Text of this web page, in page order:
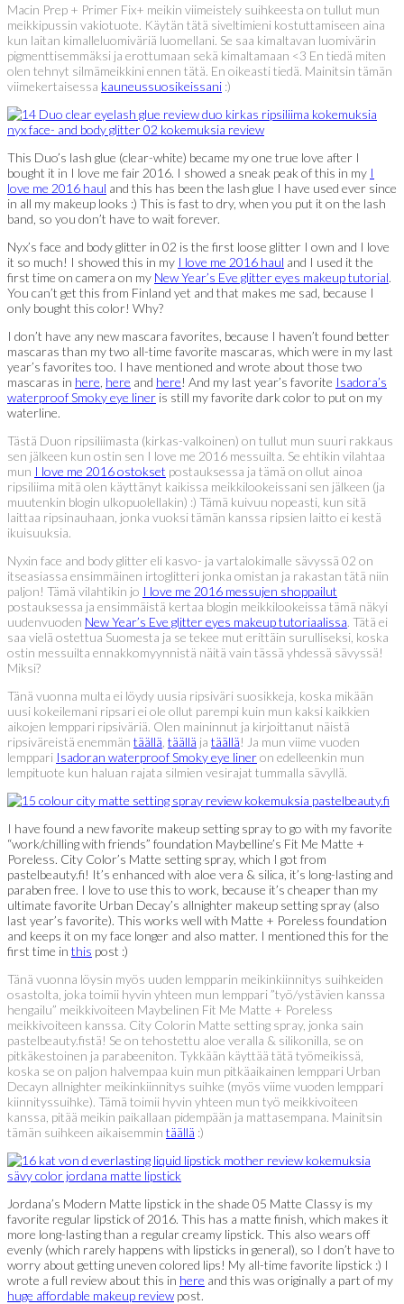
Macin Prep + Primer Fix+ meikin viimeistely suihkeesta on tullut mun
meikkipussin vakiotuote. Käytän tätä siveltimieni kostuttamiseen aina
kun laitan kimalleluomiväriä luomellani. Se saa kimaltavan luomivärin
pigmenttisemmäksi ja erottumaan sekä kimaltamaan <3 En tiedä miten
olen tehnyt silmämeikkini ennen tätä. En oikeasti tiedä. Mainitsin tämän
viimekertaisessa kauneussuosikeissani :)
This Duo’s lash glue (clear-white) became my one true love after I
bought it in I love me fair 2016. I showed a sneak peak of this in my I
love me 2016 haul and this has been the lash glue I have used ever since
in all my makeup looks :) This is fast to dry, when you put it on the lash
band, so you don’t have to wait forever.
Nyx’s face and body glitter in 02 is the first loose glitter I own and I love
it so much! I showed this in my I love me 2016 haul and I used it the
first time on camera on my New Year’s Eve glitter eyes makeup tutorial.
You can’t get this from Finland yet and that makes me sad, because I
only bought this color! Why?
I don’t have any new mascara favorites, because I haven’t found better
mascaras than my two all-time favorite mascaras, which were in my last
year’s favorites too. I have mentioned and wrote about those two
mascaras in here here and here! And my last year’s favorite Isadora’s
waterproof Smoky eye liner is still my favorite dark color to put on my
waterline.
Tästä Duon ripsiliimasta (kirkas-valkoinen) on tullut mun suuri rakkaus
sen jälkeen kun ostin sen I love me 2016 messuilta. Se ehtikin vilahtaa
mun I love me 2016 ostokset postauksessa ja tämä on ollut ainoa
ripsiliima mitä olen käyttänyt kaikissa meikkilookeissani sen jälkeen (ja
muutenkin blogin ulkopuolellakin) :) Tämä kuivuu nopeasti, kun sitä
laittaa ripsinauhaan, jonka vuoksi tämän kanssa ripsien laitto ei kestä
ikuisuuksia.
Nyxin face and body glitter eli kasvo- ja vartalokimalle sävyssä 02 on
itseasiassa ensimmäinen irtoglitteri jonka omistan ja rakastan tätä niin
paljon! Tämä vilahtikin jo I love me 2016 messujen shoppailut
postauksessa ja ensimmäistä kertaa blogin meikkilookeissa tämä näkyi
uudenvuoden New Year’s Eve glitter eyes makeup tutoriaalissa. Tätä ei
saa vielä ostettua Suomesta ja se tekee mut erittäin surulliseksi, koska
ostin messuilta ennakkomyynnistä näitä vain tässä yhdessä sävyssä!
Miksi?
Tänä vuonna multa ei löydy uusia ripsiväri suosikkeja, koska mikään
uusi kokeilemani ripsari ei ole ollut parempi kuin mun kaksi kaikkien
aikojen lemppari ripsiväriä. Olen maininnut ja kirjoittanut näistä
ripsiväreistä enemmän täällä täällä ja täällä! Ja mun viime vuoden
lemppari Isadoran waterproof Smoky eye lineron edelleenkin mun
lempituote kun haluan rajata silmien vesirajat tummalla sävyllä.
I have found a new favorite makeup setting spray to go with my favorite
“work/chilling with friends” foundation Maybelline’s Fit Me Matte +
Poreless. City Color’s Matte setting spray, which I got from
pastelbeauty.fi! It’s enhanced with aloe vera & silica, it’s long-lasting and
paraben free. I love to use this to work, because it’s cheaper than my
ultimate favorite Urban Decay’s allnighter makeup setting spray (also
last year’s favorite). This works well with Matte + Poreless foundation
and keeps it on my face longer and also matter. I mentioned this for the
first time in this post :)
Tänä vuonna löysin myös uuden lempparin meikinkiinnitys suihkeiden
osastolta, joka toimii hyvin yhteen mun lemppari ”työ/ystävien kanssa
hengailu” meikkivoiteen Maybelinen Fit Me Matte + Poreless
meikkivoiteen kanssa. City Colorin Matte setting spray, jonka sain
pastelbeauty.fistä! Se on tehostettu aloe veralla & silikonilla, se on
pitkäkestoinen ja parabeeniton. Tykkään käyttää tätä työmeikissä,
koska se on paljon halvempaa kuin mun pitkäaikainen lemppari Urban
Decayn allnighter meikinkiinnitys suihke (myös viime vuoden lemppari
kiinnityssuihke). Tämä toimii hyvin yhteen mun työ meikkivoiteen
kanssa, pitää meikin paikallaan pidempään ja mattasempana. Mainitsin
tämän suihkeen aikaisemmin täällä :)
Jordana’s Modern Matte lipstick in the shade 05 Matte Classy is my
favorite regular lipstick of 2016. This has a matte finish, which makes it
more long-lasting than a regular creamy lipstick. This also wears off
evenly (which rarely happens with lipsticks in general), so I don’t have to
worry about getting uneven colored lips! My all-time favorite lipstick :) I
wrote a full review about this in here and this was originally a part of my
huge affordable makeup review post.